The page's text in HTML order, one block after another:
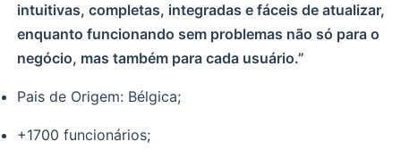
intuitivas, completas, integradas e fáceis de atualizar,
enquanto funcionando sem problemas não só para o
negócio, mas também para cada usuário.”
Pais de Origem: Bélgica;
+1700 funcionários;